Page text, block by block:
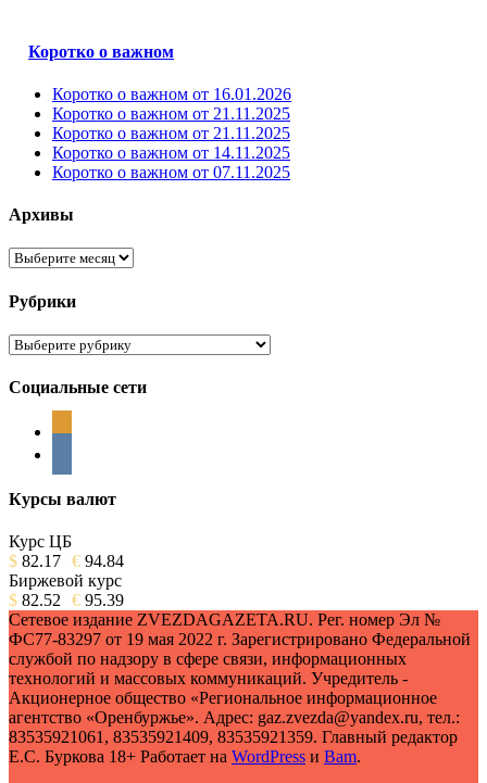
Коротко о важном
Коротко о важном от 16.01.2026
Коротко о важном от 21.11.2025
Коротко о важном от 21.11.2025
Коротко о важном от 14.11.2025
Коротко о важном от 07.11.2025
Архивы
Архивы
Рубрики
Рубрики
Социальные сети
odnoklassniki
Курсы валют
Курс ЦБ
$ 82.17 € 94.84
Биржевой курс
$ 82.52 € 95.39
Сетевое издание ZVEZDAGAZETA.RU. Рег. номер Эл №
ФС77-83297 от 19 мая 2022 г. Зарегистрировано Федеральной
службой по надзору в сфере связи, информационных
технологий и массовых коммуникаций. Учредитель -
Акционерное общество «Региональное информационное
агентство «Оренбуржье». Адрес: gaz.zvezda@yandex.ru, тел.:
83535921061, 83535921409, 83535921359. Главный редактор
Е.С. Буркова 18+ Работает на WordPress и Bam.